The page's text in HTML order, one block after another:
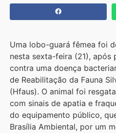
Uma lobo-guará fêmea foi
nesta sexta-feira (21), após
contra uma doença
de Reabilitação da Fauna
(Hfaus). O animal foi
com sinais de apatia e
do equipamento público,
Brasília Ambiental, por um